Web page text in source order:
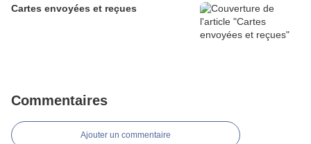
Cartes envoyées et reçues
Commentaires
Ajouter un commentaire